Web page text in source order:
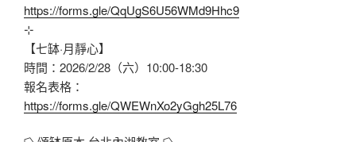
https://forms.gle/QqUgS6U56WMd9Hhc9
⊹
【七缽·月靜心】
時間：2026/2/28（六）10:00-18:30
報名表格：
https://forms.gle/QWEWnXo2yGgh25L76